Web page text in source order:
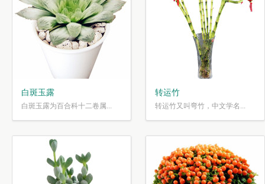
白斑玉露
白斑玉露为百合科十二卷属...
转运竹
转运竹又叫弯竹，中文学名...